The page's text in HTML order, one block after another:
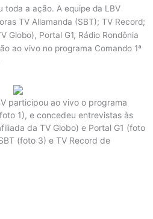
toda a ação. A equipe da LBV
TV Allamanda (SBT); TV Record;
Globo), Portal G1, Rádio Rondônia
ao vivo no programa Comando 1ª
participou ao vivo o programa
1), e concedeu entrevistas às
da TV Globo) e Portal G1 (foto
(foto 3) e TV Record de